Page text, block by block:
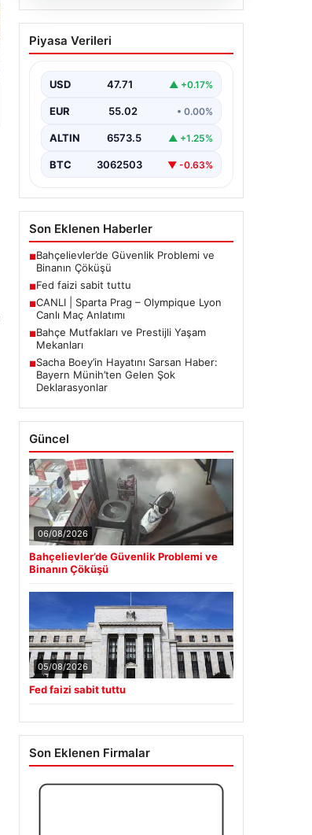
04.08.2026
CANLI | Sparta Prag –
Olympique Lyon Canlı
Piyasa Verileri
USD 47.71 ▲ +0.17%
EUR 55.02 • 0.00%
ALTIN 6573.5 ▲ +1.25%
BTC 3062503 ▼ -0.63%
Son Eklenen Haberler
■Bahçelievler’de Güvenlik Problemi ve
Binanın Çöküşü
■Fed faizi sabit tuttu
■CANLI | Sparta Prag – Olympique Lyon
Canlı Maç Anlatımı
■Bahçe Mutfakları ve Prestijli Yaşam
Mekanları
■Sacha Boey’in Hayatını Sarsan Haber:
Bayern Münih’ten Gelen Şok
Deklarasyonlar
Güncel
06/08/2026
Bahçelievler’de Güvenlik Problemi ve
Binanın Çöküşü
05/08/2026
Fed faizi sabit tuttu
Son Eklenen Firmalar